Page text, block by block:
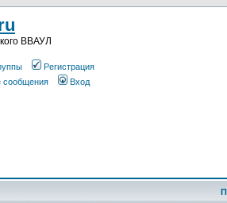
ВВАУЛ
Регистрация
сообщения Вход